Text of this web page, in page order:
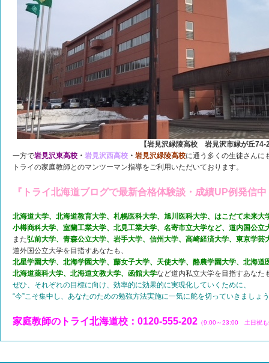
【岩見沢緑陵高校 岩見沢市緑が丘74-
一方で岩見沢東高校 ・ 岩見沢西高校 ・ 岩見沢緑陵高校に通う多くの生徒さんに
トライの家庭教師とのマンツーマン指導をご利用いただいております。
『トライ北海道ブログで最新合格体験談・成績UP例発信中
北海道大学、北海道教育大学、札幌医科大学、旭川医科大学、はこだて未来大
小樽商科大学、室蘭工業大学、北見工業大学、名寄市立大学など、道内国公立
また弘前大学、青森公立大学、岩手大学、信州大学、高崎経済大学、東京学芸
道外国公立大学を目指すあなたも、
北星学園大学、北海学園大学、藤女子大学、天使大学、酪農学園大学、北海道
北海道薬科大学、北海道文教大学、函館大学など道内私立大学を目指すあなた
ぜひ、それぞれの目標に向け、効率的に効果的に実現化していくために、
“今”こそ集中し、あなたのための勉強方法実施に一気に舵を切っていきましょ
家庭教師のトライ北海道校：0120-555-202 （9:00～23:00 土日祝も